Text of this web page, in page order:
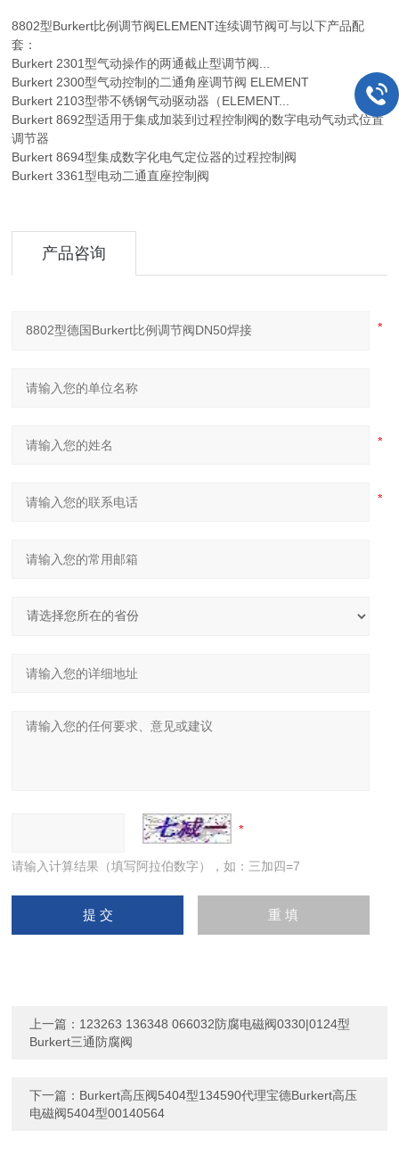
8802型Burkert比例调节阀ELEMENT连续调节阀可与以下产品配
套：
Burkert 2301型气动操作的两通截止型调节阀...
Burkert 2300型气动控制的二通角座调节阀 ELEMENT
Burkert 2103型带不锈钢气动驱动器（ELEMENT...
Burkert 8692型适用于集成加装到过程控制阀的数字电动气动式位置
调节器
Burkert 8694型集成数字化电气定位器的过程控制阀
Burkert 3361型电动二通直座控制阀
产品咨询
请输入计算结果（填写阿拉伯数字），如：三加四=7
上一篇： 123263 136348 066032防腐电磁阀0330|0124型
Burkert三通防腐阀
下一篇： Burkert高压阀5404型134590代理宝德Burkert高压
电磁阀5404型00140564